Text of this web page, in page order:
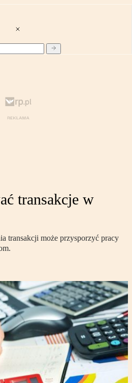
transakcje w
transakcji może przysporzyć pracy